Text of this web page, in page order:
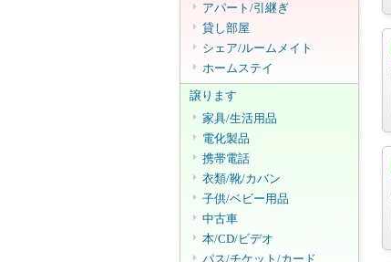
アパート/引継ぎ
貸し部屋
シェア/ルームメイト
ホームステイ
譲ります
家具/生活用品
電化製品
携帯電話
衣類/靴/カバン
子供/ベビー用品
中古車
本/CD/ビデオ
パス/チケット/カード